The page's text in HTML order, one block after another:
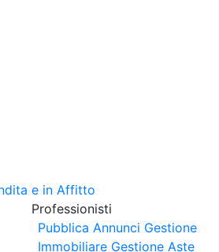
Professionisti
Pubblica Annunci Gestione
Immobiliare Gestione Aste